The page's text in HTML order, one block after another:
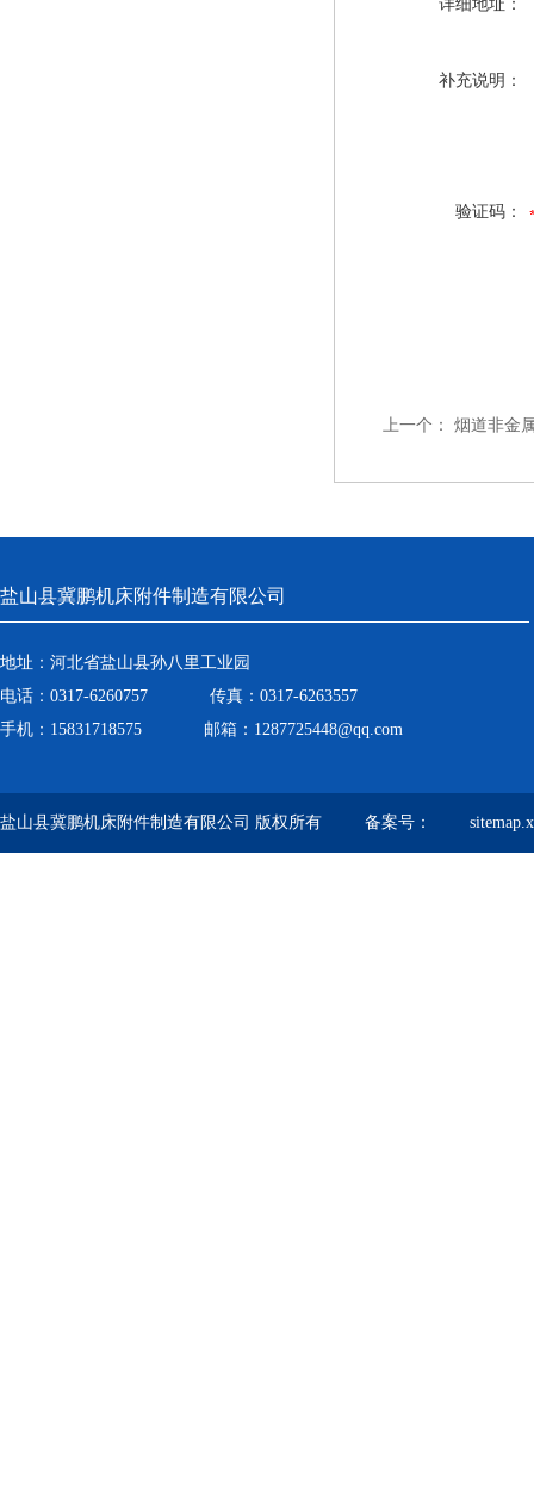
详细地址：
补充说明：
验证码：
上一个： 烟道非金
盐山县冀鹏机床附件制造有限公司
地址：河北省盐山县孙八里工业园
电话：0317-6260757 传真：0317-6263557
手机：15831718575 邮箱：1287725448@qq.com
盐山县冀鹏机床附件制造有限公司 版权所有 备案号：